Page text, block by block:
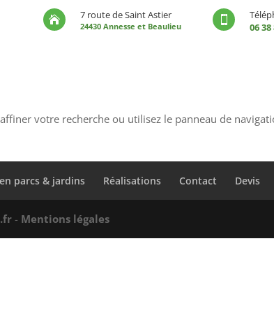
 7 route de Saint Astier
24430 Annesse et Beaulieu

06 38
votre recherche ou utilisez le panneau de
parcs & jardins Réalisations Contact Devis
- Mentions légales